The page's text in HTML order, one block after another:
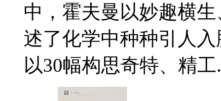
中，霍夫曼以妙趣横
述了化学中种种引人
以30幅构思奇特、精工